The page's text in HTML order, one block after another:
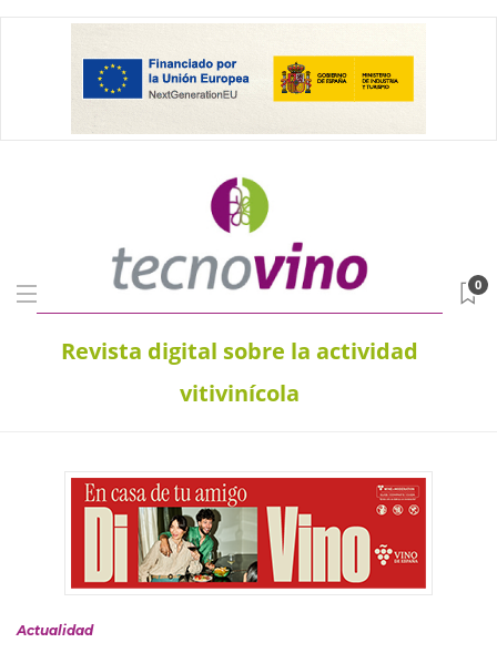
Revista digital sobre la actividad
vitivinícola
0
Actualidad